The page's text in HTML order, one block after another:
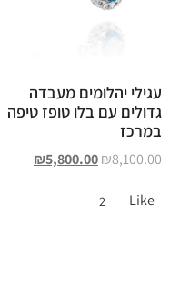
עגילי יהלומים מעבדה
גדולים עם בלו טופז טיפה
במרכז
₪8,100.00
₪5,800.00
Like
2